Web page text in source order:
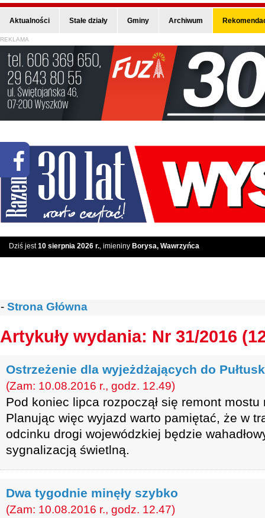
Aktualności Stałe działy Gminy Archiwum
REKLAMA
Dziś jest10 sierpnia 2026 r., imieniny Borysa, Wawrzyńca
- Strona Główna
Artykuły wydania: Nr 31/2016
Ostrzeżenie dla wyjeżdżających do
(Zam: 10.08.2016 r., godz. 12.49)
Pod koniec lipca rozpoczął się remont mostu
Planując więc wyjazd warto pamiętać, że w
odcinku drogi wojewódzkiej będzie
sygnalizacją świetlną.
Dwa tygodnie minęły szybko
(Zam: 10.08.2016 r., godz. 12.47)